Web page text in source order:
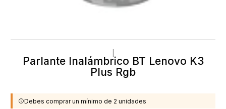
Parlante Inalámbrico BT Lenovo K3
Plus Rgb
Debes comprar un mínimo de 2 unidades